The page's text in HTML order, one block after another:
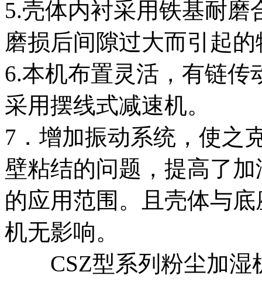
5.壳体内衬采用铁基耐
磨损后间隙过大而引起
6.本机布置灵活，有链
采用摆线式减速机。
7．增加振动系统，使之
壁粘结的问题，提高了
的应用范围。且壳体与
机无影响。
CSZ型系列粉尘加湿